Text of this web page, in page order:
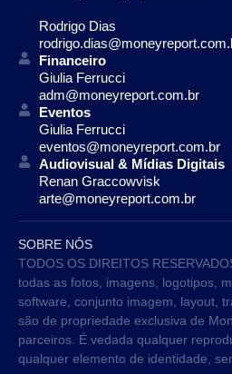
Rodrigo Dias
Financeiro
Giulia Ferrucci
adm@moneyreport.com.br
Eventos
Giulia Ferrucci
eventos@moneyreport.com.br
Audiovisual & Mídias Digitais
Renan Graccowvisk
arte@moneyreport.com.br
SOBRE NÓS
TODOS OS DIREITOS
todas as fotos, imagens, logotipos,
software, conjunto imagem, layout,
são de propriedade exclusiva de
parceiros. É vedada qualquer
qualquer elemento de identidade,